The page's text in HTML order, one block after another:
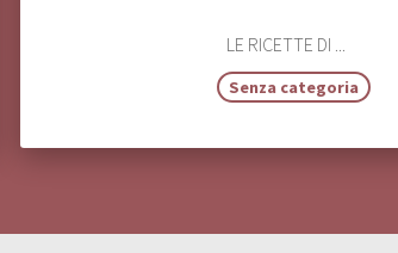
LE RICETTE DI ...
Senza categoria